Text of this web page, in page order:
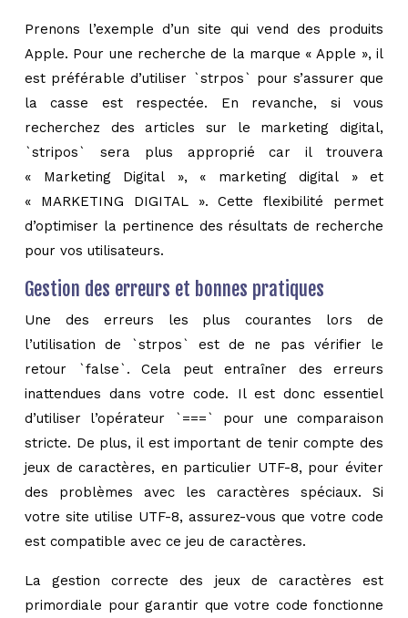
Prenons l’exemple d’un site qui vend des produits
Apple. Pour une recherche de la marque « Apple », il
est préférable d’utiliser `strpos` pour s’assurer que
la casse est respectée. En revanche, si vous
recherchez des articles sur le marketing digital,
`stripos` sera plus approprié car il trouvera
« Marketing Digital », « marketing digital » et
« MARKETING DIGITAL ». Cette flexibilité permet
d’optimiser la pertinence des résultats de recherche
pour vos utilisateurs.
Gestion des erreurs et bonnes pratiques
Une des erreurs les plus courantes lors de
l’utilisation de `strpos` est de ne pas vérifier le
retour `false`. Cela peut entraîner des erreurs
inattendues dans votre code. Il est donc essentiel
d’utiliser l’opérateur `===` pour une comparaison
stricte. De plus, il est important de tenir compte des
jeux de caractères, en particulier UTF-8, pour éviter
des problèmes avec les caractères spéciaux. Si
votre site utilise UTF-8, assurez-vous que votre code
est compatible avec ce jeu de caractères.
La gestion correcte des jeux de caractères est
primordiale pour garantir que votre code fonctionne